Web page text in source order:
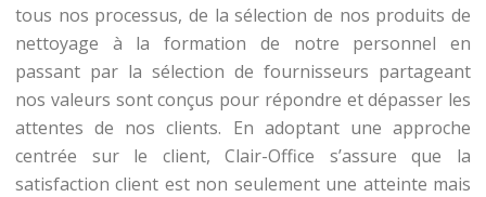
tous nos processus, de la sélection de nos produits de
nettoyage à la formation de notre personnel en
passant par la sélection de fournisseurs partageant
nos valeurs sont conçus pour répondre et dépasser les
attentes de nos clients. En adoptant une approche
centrée sur le client, Clair-Office s’assure que la
satisfaction client est non seulement une atteinte mais